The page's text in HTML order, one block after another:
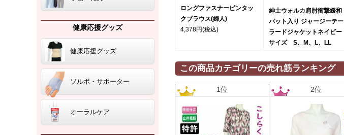
健康応援グッズ
健康応援グッズ
ソルボ・サポーター
オーラルケア
ロングファスナーピンタッ
クブラウス(婦人)
4,378円(税込)
紳士ウォルカ肩肘衝撃緩和
パット入り ジャージーテー
ラードジャケットネイビー
サイズ S、M、L、LL
この商品カテゴリーの売れ筋ランキング
1位 2位